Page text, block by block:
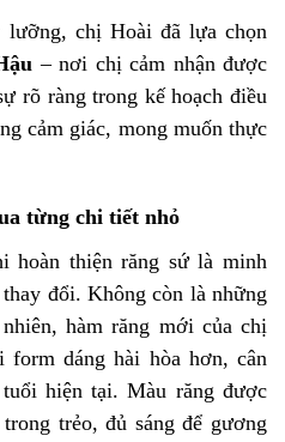
chị Hoài đã lựa chọn
– nơi chị cảm nhận được
rõ ràng trong kế hoạch điều
cảm giác, mong muốn thực
từng chi tiết nhỏ
hoàn thiện răng sứ là minh
đổi. Không còn là những
hàm răng mới của chị
dáng hài hòa hơn, cân
hiện tại. Màu răng được
trẻo, đủ sáng để gương